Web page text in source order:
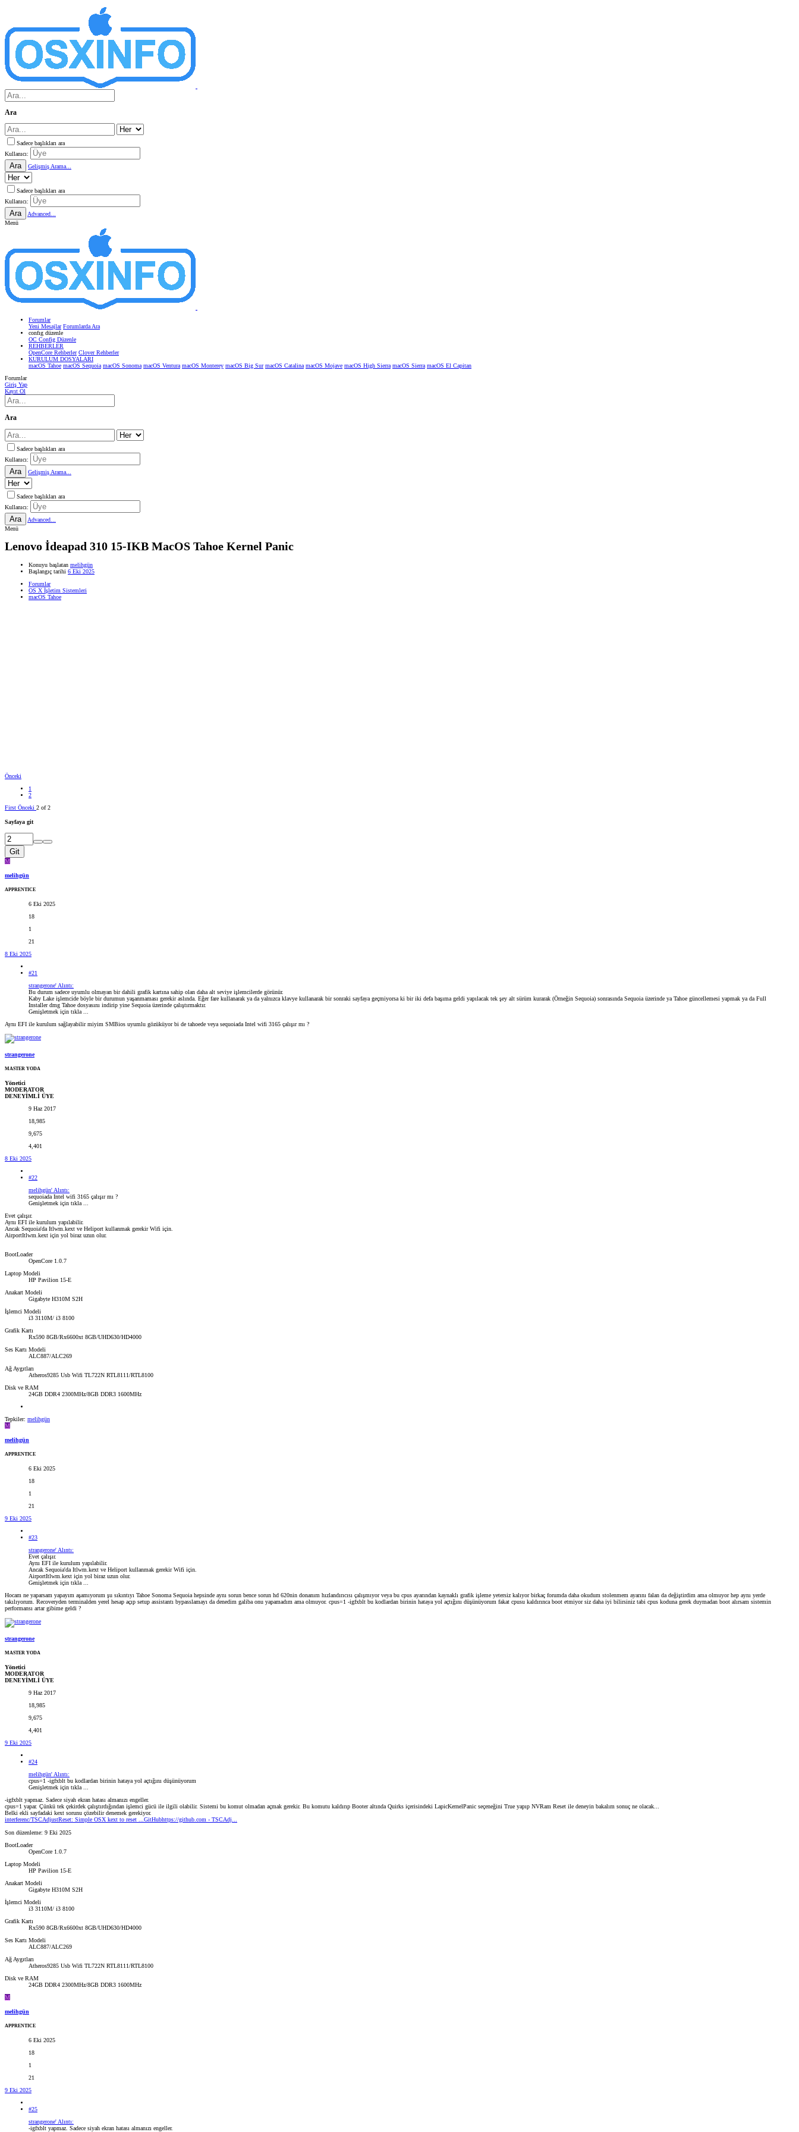
Ara
Sadece başlıkları ara
Kullanıcı:
Ara Gelişmiş Arama...
Sadece başlıkları ara
Kullanıcı:
Ara
Advanced...
Menü
Forumlar
Yeni Mesajlar Forumlarda Ara
confıg düzenle
OC Config Düzenle
REHBERLER
OpenCore Rehberler Clover Rehberler
KURULUM DOSYALARI
macOS Tahoe macOS Sequoia macOS Sonoma macOS Ventura macOS Monterey macOS Big Sur macOS Catalina macOS Mojave macOS High Sierra macOS Sierra macOS El Capitan
Forumlar
Giriş Yap
Kayıt Ol
Ara
Sadece başlıkları ara
Kullanıcı:
Ara Gelişmiş Arama...
Sadece başlıkları ara
Kullanıcı:
Ara
Advanced...
Menü
Lenovo İdeapad 310 15-IKB MacOS Tahoe Kernel Panic
Konuyu başlatan melihgün
Başlangıç tarihi 6 Eki 2025
Forumlar
OS X İşletim Sistemleri
macOS Tahoe
Önceki
1
2
First Önceki 2 of 2
Sayfaya git
Git
M
melihgün
APPRENTICE
6 Eki 2025
18
1
21
8 Eki 2025
#21
strangerone' Alıntı:
Bu durum sadece uyumlu olmayan bir dahili grafik kartına sahip olan daha alt seviye işlemcilerde görünür.
Kaby Lake işlemcide böyle bir durumun yaşanmaması gerekir aslında. Eğer fare kullanarak ya da yalnızca klavye kullanarak bir sonraki sayfaya geçmiyorsa ki bir iki defa başıma geldi yapılacak tek şey alt sürüm kurarak (Örneğin Sequoia) sonrasında Sequoia üzerinde ya Tahoe güncellemesi yapmak ya da Full
Installer dmg Tahoe dosyasını indirip yine Sequoia üzerinde çalıştırmaktır.
Genişletmek için tıkla ...
Aynı EFI ile kurulum sağlayabilir miyim SMBios uyumlu gözüküyor bi de tahoede veya sequoiada Intel wifi 3165 çalışır mı ?
strangerone
MASTER YODA
Yönetici
MODERATOR
DENEYİMLİ ÜYE
9 Haz 2017
18,985
9,675
4,401
8 Eki 2025
#22
melihgün' Alıntı:
sequoiada Intel wifi 3165 çalışır mı ?
Genişletmek için tıkla ...
Evet çalışır.
Aynı EFI ile kurulum yapılabilir.
Ancak Sequoia'da Itlwm.kext ve Heliport kullanmak gerekir Wifi için.
AirportItlwm.kext için yol biraz uzun olur.
BootLoader
OpenCore 1.0.7
Laptop Modeli
HP Pavilion 15-E
Anakart Modeli
Gigabyte H310M S2H
İşlemci Modeli
i3 3110M/ i3 8100
Grafik Kartı
Rx590 8GB/Rx6600xt 8GB/UHD630/HD4000
Ses Kartı Modeli
ALC887/ALC269
Ağ Aygıtları
Atheros9285 Usb Wifi TL722N RTL8111/RTL8100
Disk ve RAM
24GB DDR4 2300MHz/8GB DDR3 1600MHz
Tepkiler: melihgün
M
melihgün
APPRENTICE
6 Eki 2025
18
1
21
9 Eki 2025
#23
strangerone' Alıntı:
Evet çalışır.
Aynı EFI ile kurulum yapılabilir.
Ancak Sequoia'da Itlwm.kext ve Heliport kullanmak gerekir Wifi için.
AirportItlwm.kext için yol biraz uzun olur.
Genişletmek için tıkla ...
Hocam ne yaparsam yapayım aşamıyorum şu sıkıntıyı Tahoe Sonoma Sequoia hepsinde aynı sorun bence sorun hd 620nin donanım hızlandırıcısı çalışmıyor veya bu cpus ayarından kaynaklı grafik işleme yetersiz kalıyor birkaç forumda daha okudum stolenmem ayarını falan da değiştirdim ama olmuyor hep aynı yerde
takılıyorum. Recoveryden terminalden yerel hesap açıp setup assistantı bypasslamayı da denedim galiba onu yapamadım ama olmuyor. cpus=1 -igfxblt bu kodlardan birinin hataya yol açtığını düşünüyorum fakat cpusu kaldırınca boot etmiyor siz daha iyi bilirsiniz tabi cpus koduna gerek duymadan boot alırsam sistemin
performansı artar gibime geldi ?
strangerone
MASTER YODA
Yönetici
MODERATOR
DENEYİMLİ ÜYE
9 Haz 2017
18,985
9,675
4,401
9 Eki 2025
#24
melihgün' Alıntı:
cpus=1 -igfxblt bu kodlardan birinin hataya yol açtığını düşünüyorum
Genişletmek için tıkla ...
-igfxblt yapmaz. Sadece siyah ekran hatası almanızı engeller.
cpus=1 yapar. Çünkü tek çekirdek çalıştırdığından işlemci gücü ile ilgili olabilir. Sistemi bu komut olmadan açmak gerekir. Bu komutu kaldırıp Booter altında Quirks içerisindeki LapicKernelPanic seçeneğini True yapıp NVRam Reset ile deneyin bakalım sonuç ne olacak...
Belki ekli sayfadaki kext sorunu çözebilir denemek gerekiyor.
interferenc/TSCAdjustReset: Simple OSX kext to reset ...GitHubhttps://github.com › TSCAdj...
Son düzenleme: 9 Eki 2025
BootLoader
OpenCore 1.0.7
Laptop Modeli
HP Pavilion 15-E
Anakart Modeli
Gigabyte H310M S2H
İşlemci Modeli
i3 3110M/ i3 8100
Grafik Kartı
Rx590 8GB/Rx6600xt 8GB/UHD630/HD4000
Ses Kartı Modeli
ALC887/ALC269
Ağ Aygıtları
Atheros9285 Usb Wifi TL722N RTL8111/RTL8100
Disk ve RAM
24GB DDR4 2300MHz/8GB DDR3 1600MHz
M
melihgün
APPRENTICE
6 Eki 2025
18
1
21
9 Eki 2025
#25
strangerone' Alıntı:
-igfxblt yapmaz. Sadece siyah ekran hatası almanızı engeller.